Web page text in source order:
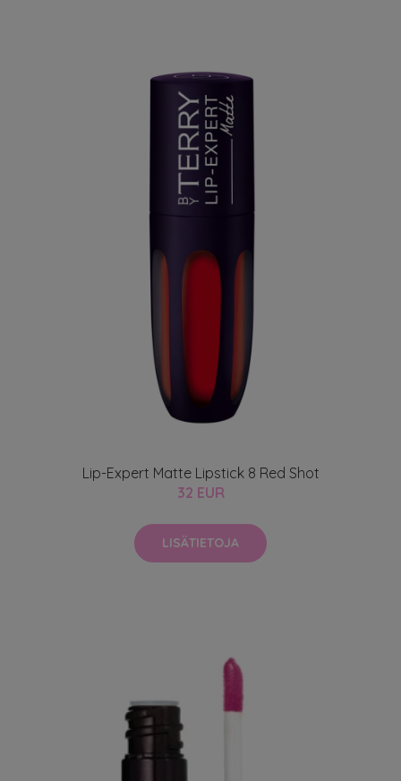
Lip-Expert Matte Lipstick 8 Red Shot
32 EUR
LISÄTIETOJA